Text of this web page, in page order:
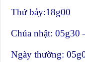
Thứ bảy:18g00
Chúa nhật: 05g30
Ngày thường: